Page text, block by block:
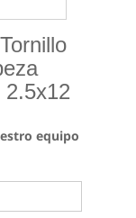
equipo